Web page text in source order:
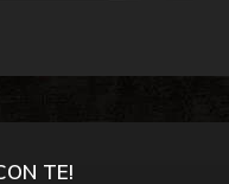
TE!